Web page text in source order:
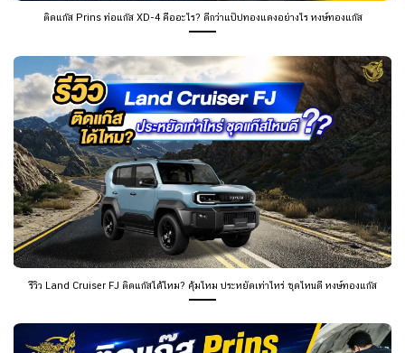
ติดแก๊ส Prins ท่อแก๊ส XD-4 คืออะไร? ดีกว่าแป๊ปทองแดงอย่างไร หงษ์ทองแก๊ส
รีวิว Land Cruiser FJ ติดแก๊สได้ไหม? คุ้มไหม ประหยัดเท่าไหร่ ชุดไหนดี หงษ์ทองแก๊ส